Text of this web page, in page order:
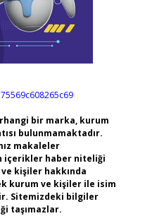
bir marka, kurum
bulunmamaktadır.
makaleler
içerikler haber niteliği
kişiler hakkında
kurum ve kişiler ile isim
Sitemizdeki bilgiler
taşımazlar.